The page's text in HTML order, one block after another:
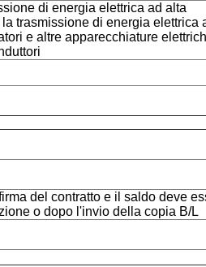
di energia elettrica ad alta
trasmissione di energia elettrica
e altre apparecchiature
del contratto e il saldo deve
o dopo l'invio della copia B/L